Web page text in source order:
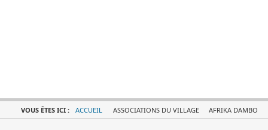
VOUS ÊTES ICI : ACCUEIL ASSOCIATIONS DU VILLAGE AFRIKA DAMBO